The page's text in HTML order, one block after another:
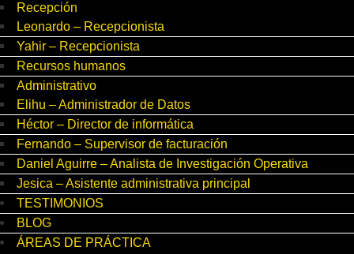
Recepción
Leonardo – Recepcionista
Yahir – Recepcionista
Recursos humanos
Administrativo
Elihu – Administrador de Datos
Héctor – Director de informática
Fernando – Supervisor de facturación
Daniel Aguirre – Analista de Investigación Operativa
Jesica – Asistente administrativa principal
TESTIMONIOS
BLOG
ÁREAS DE PRÁCTICA